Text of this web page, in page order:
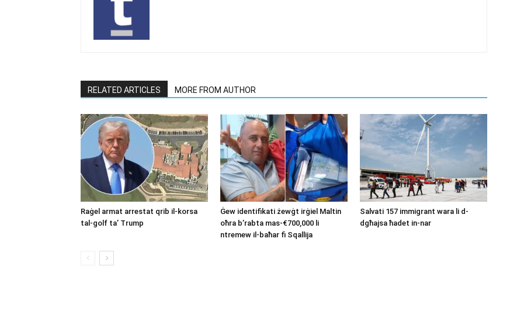
RELATED ARTICLES MORE FROM AUTHOR
Raġel armat arrestat qrib il-korsa
tal-golf ta’ Trump
Ġew identifikati żewġt irġiel Maltin
oħra b’rabta mas-€700,000 li
ntremew il-baħar fi Sqallija
Salvati 157 immigrant wara li d-
dgħajsa ħadet in-nar